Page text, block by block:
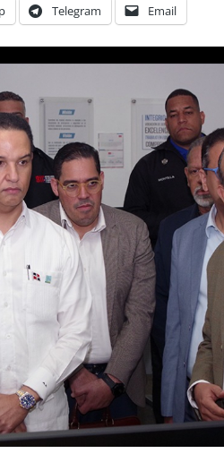
Telegram Email